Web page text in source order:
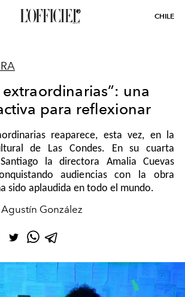
CHILE
extraordinarias”: una
para reflexionar
reaparece, esta vez, en la
de Las Condes. En su cuarta
la directora Amalia Cuevas
audiencias con la obra
sido aplaudida en todo el mundo.
González